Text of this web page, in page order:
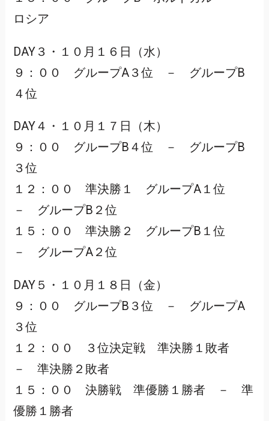
ロシア
DAY３・１０月１６日（水）
９：００ グループA３位 － グループB
４位
DAY４・１０月１７日（木）
９：００ グループB４位 － グループB
３位
１２：００ 準決勝１ グループA１位
－ グループB２位
１５：００ 準決勝２ グループB１位
－ グループA２位
DAY５・１０月１８日（金）
９：００ グループB３位 － グループA
３位
１２：００ ３位決定戦 準決勝１敗者
－ 準決勝２敗者
１５：００ 決勝戦 準優勝１勝者 － 準
優勝１勝者